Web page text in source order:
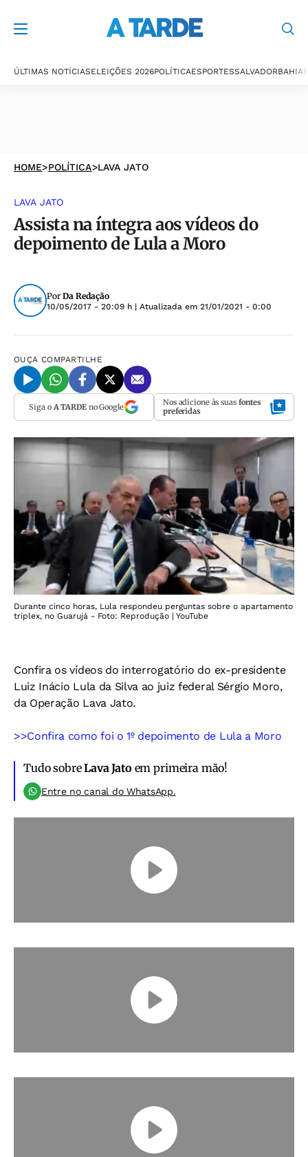
ÚLTIMAS NOTÍCIASELEIÇÕES 2026POLÍTICAESPORTESSALVADORBAHIA
HOME>POLÍTICA>LAVA JATO
LAVA JATO
Assista na íntegra aos vídeos do
depoimento de Lula a Moro
Por Da Redação
10/05/2017 - 20:09 h | Atualizada em 21/01/2021 - 0:00
OUÇA COMPARTILHE
Siga o A TARDEno Google Nos adicione às suas fontes
preferidas
Durante cinco horas, Lula respondeu perguntas sobre o apartamento
triplex, no Guarujá - Foto: Reprodução | YouTube
Confira os vídeos do interrogatório do ex-presidente
Luiz Inácio Lula da Silva ao juiz federal Sérgio Moro,
da Operação Lava Jato.
>>Confira como foi o 1º depoimento de Lula a Moro
Tudo sobreLava Jato em primeira mão!
Entre no canal do WhatsApp.